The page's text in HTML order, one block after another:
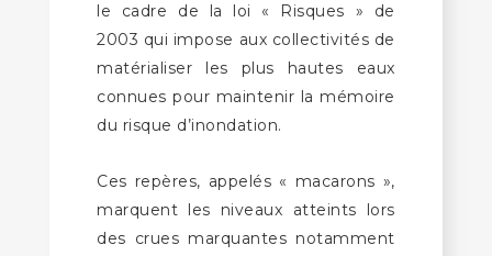
le cadre de la loi « Risques » de
2003 qui impose aux collectivités de
matérialiser les plus hautes eaux
connues pour maintenir la mémoire
du risque d’inondation.
Ces repères, appelés « macarons »,
marquent les niveaux atteints lors
des crues marquantes notamment